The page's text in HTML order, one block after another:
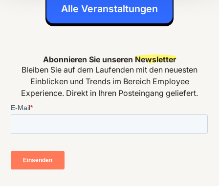
Alle Veranstaltungen
Abonnieren Sie unseren Newsletter
Bleiben Sie auf dem Laufenden mit den neuesten
Einblicken und Trends im Bereich Employee
Experience. Direkt in Ihren Posteingang geliefert.